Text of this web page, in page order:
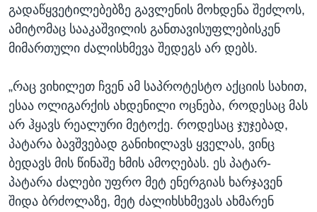
გადაწყვეტილებებზე გავლენის მოხდენა შეძლოს,
ამიტომაც სააკაშვილის განთავისუფლებისკენ
მიმართული ძალისხმევა შედეგს არ დებს.
„რაც ვიხილეთ ჩვენ ამ საპროტესტო აქციის სახით,
ესაა ოლიგარქის ახდენილი ოცნება, როდესაც მას
არ ჰყავს რეალური მეტოქე. როდესაც ჯუჯებად,
პატარა ბავშვებად განიხილავს ყველას, ვინც
ბედავს მის წინაშე ხმის ამოღებას. ეს პატარ-
პატარა ძალები უფრო მეტ ენერგიას ხარჯავენ
შიდა ბრძოლაზე, მეტ ძალიხსხმევას ახმარენ